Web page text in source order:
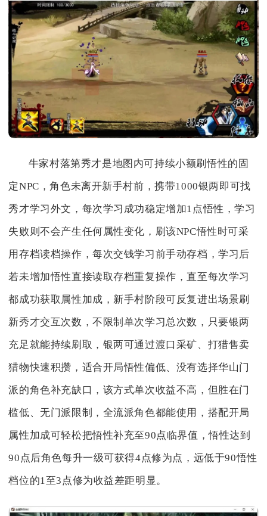
牛家村落第秀才是地图内可持续小额刷悟性的固
定NPC，角色未离开新手村前，携带1000银两即可找
秀才学习外文，每次学习成功稳定增加1点悟性，学习
失败则不会产生任何属性变化，刷该NPC悟性时可采
用存档读档操作，每次交钱学习前手动存档，学习后
若未增加悟性直接读取存档重复操作，直至每次学习
都成功获取属性加成，新手村阶段可反复进出场景刷
新秀才交互次数，不限制单次学习总次数，只要银两
充足就能持续刷取，银两可通过渡口采矿、打猎售卖
猎物快速积攒，适合开局悟性偏低、没有选择华山门
派的角色补充缺口，该方式单次收益不高，但胜在门
槛低、无门派限制，全流派角色都能使用，搭配开局
属性加成可轻松把悟性补充至90点临界值，悟性达到
90点后角色每升一级可获得4点修为点，远低于90悟性
档位的1至3点修为收益差距明显。